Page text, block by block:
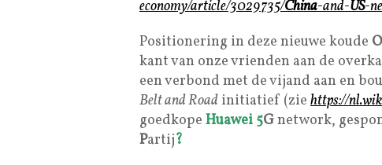
economy/article/3029735/China-and-US-
Positionering in deze nieuwe koude O
kant van onze vrienden aan de
een verbond met de vijand aan en
Belt and Road initiatief (zie https://
goedkope Huawei 5Gnetwork,
Partij?